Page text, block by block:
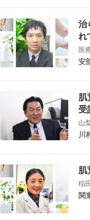
治
れ
医
安
肌
受
山
川
肌
稲
関